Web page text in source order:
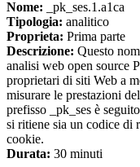
Nome: _pk_ses.1.a1ca
Tipologia: analitico
Proprieta: Prima parte
Descrizione: Questo
analisi web open source
proprietari di siti Web a
misurare le prestazioni
prefisso _pk_ses è
si ritiene sia un codice di
cookie.
Durata: 30 minuti